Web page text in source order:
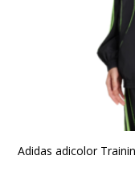
Adidas adicolor